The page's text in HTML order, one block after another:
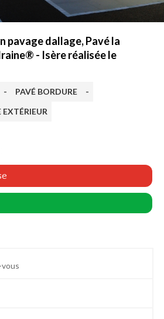
pavage dallage, Pavé la
- Isère réalisée le
- PAVÉ BORDURE
-